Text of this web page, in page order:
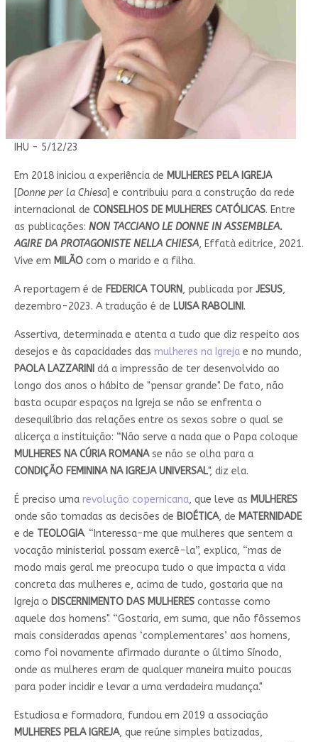
IHU - 5/12/23
Em 2018 iniciou a experiência de MULHERES PELA IGREJA
[Donne per la Chiesa] e contribuiu para a construção da rede
internacional de CONSELHOS DE MULHERES CATÓLICAS. Entre
as publicações: NON TACCIANO LE DONNE IN ASSEMBLEA.
AGIRE DA PROTAGONISTE NELLA CHIESA, Effatà editrice, 2021.
Vive em MILÃOcom o marido e a filha.
A reportagem é de FEDERICA TOURN, publicada por JESUS,
dezembro-2023. A tradução é de LUISA RABOLINI .
Assertiva, determinada e atenta a tudo que diz respeito aos
desejos e às capacidades das mulheres na Igrejae no mundo,
PAOLA LAZZARINI dá a impressão de ter desenvolvido ao
longo dos anos o hábito de "pensar grande". De fato, não
basta ocupar espaços na Igreja se não se enfrenta o
desequilíbrio das relações entre os sexos sobre o qual se
alicerça a instituição: “Não serve a nada que o Papa coloque
MULHERES NA CÚRIA ROMANAse não se olha para a
CONDIÇÃO FEMININA NA IGREJA UNIVERSAL", diz ela.
É preciso uma revolução copernicana, que leve as MULHERES
onde são tomadas as decisões de BIOÉTICA, de MATERNIDADE
e de TEOLOGIA. “Interessa-me que mulheres que sentem a
vocação ministerial possam exercê-la”, explica, “mas de
modo mais geral me preocupa tudo o que impacta a vida
concreta das mulheres e, acima de tudo, gostaria que na
Igreja o DISCERNIMENTO DAS MULHEREScontasse como
aquele dos homens". “Gostaria, em suma, que não fôssemos
mais consideradas apenas ‘complementares’ aos homens,
como foi novamente afirmado durante o último Sínodo,
onde as mulheres eram de qualquer maneira muito poucas
para poder incidir e levar a uma verdadeira mudança."
Estudiosa e formadora, fundou em 2019 a associação
MULHERES PELA IGREJA, que reúne simples batizadas,